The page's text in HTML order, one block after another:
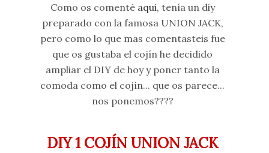
Como os comenté aqui, tenía un diy
preparado con la famosa UNION JACK,
pero como lo que mas comentasteis fue
que os gustaba el cojín he decidido
ampliar el DIY de hoy y poner tanto la
comoda como el cojín... que os parece...
nos ponemos????
DIY 1 COJÍN UNION JACK